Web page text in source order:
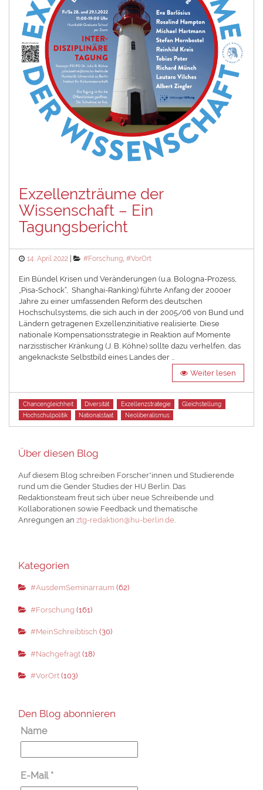
Exzellenzträume der
Wissenschaft – Ein
Tagungsbericht
Posted
14. April 2022 Categories
#Forschung ,#VorOrt
Ein Bündel Krisen und Veränderungen (u.a. Bologna-Prozess,
„Pisa-Schock“, Shanghai-Ranking) führte Anfang der 2000er
Jahre zu einer umfassenden Reform des deutschen
Hochschulsystems, die sich auch in der 2005/06 von Bund und
Ländern getragenen Exzellenzinitiative realisierte. Diese
nationale Kompensationsstrategie in Reaktion auf Momente
narzisstischer Kränkung (J. B. Köhne) sollte dazu verhelfen, das
angeknackste Selbstbild eines Landes der …
Weiter lesen
Tags
Chancengleichheit Diversität Exzellenzstrategie
Gleichstellung
Hochschulpolitik
Nationalstaat Neoliberalismus
Über diesen Blog
Auf diesem Blog schreiben Forscher*innen und Studierende
rund um die Gender Studies der HU Berlin. Das
Redaktionsteam freut sich über neue Schreibende und
Kollaborationen sowie Feedback und thematische
Anregungen anztg-redaktion@hu-berlin.de.
Kategorien
#AusdemSeminarraum (62)
#Forschung (161)
#MeinSchreibtisch (30)
#Nachgefragt(18)
#VorOrt(103)
Den Blog abonnieren
Name
E-Mail *